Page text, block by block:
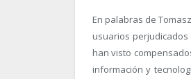
En palabras de
usuarios perjudicados
han visto
información y